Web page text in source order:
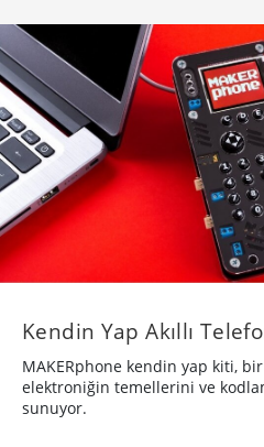
Kendin Yap Akıllı
MAKERphone kendin yap kiti,
elektroniğin temellerini ve
sunuyor.